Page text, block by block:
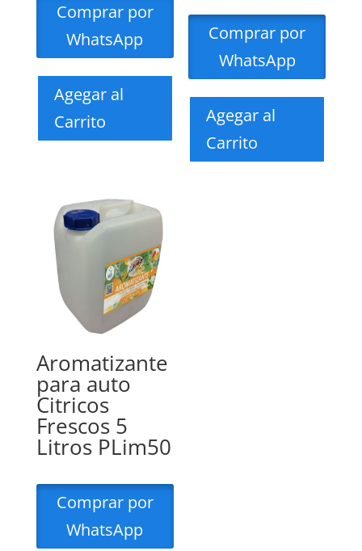
Comprar por
WhatsApp
Agegar al
Carrito
Comprar por
WhatsApp
Agegar al
Carrito
Aromatizante
para auto
Citricos
Frescos 5
Litros PLim50
Comprar por
WhatsApp